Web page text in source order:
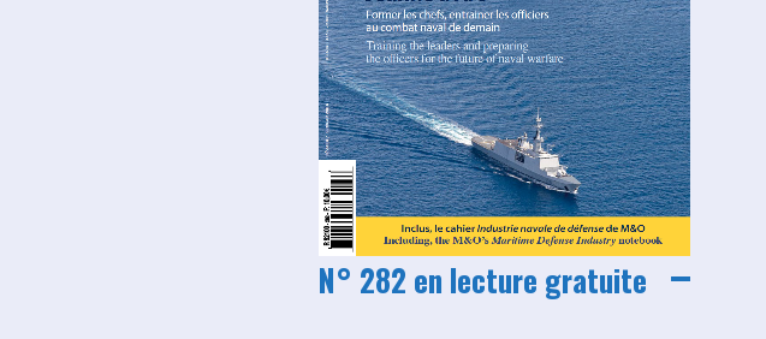
N° 282 en lecture gratuite